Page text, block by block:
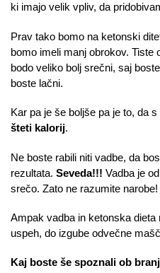
ki imajo velik vpliv, da
Prav tako bomo na ketonski
bomo imeli manj obrokov. Tiste
bodo veliko bolj srečni, saj
boste lačni.
Kar pa je še boljše pa je to, da
šteti kalorij.
Ne boste rabili niti vadbe, da
rezultata. Seveda!!! Vadba je
srečo. Zato ne razumite narobe!
Ampak vadba in ketonska dieta
uspeh, do izgube odvečne
Kaj boste še spoznali ob